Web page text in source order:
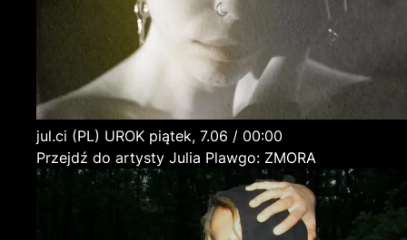
jul.ci (PL) UROK
piątek, 7.06 / 00:00
Przejdź do artysty Julia Plawgo: ZMORA